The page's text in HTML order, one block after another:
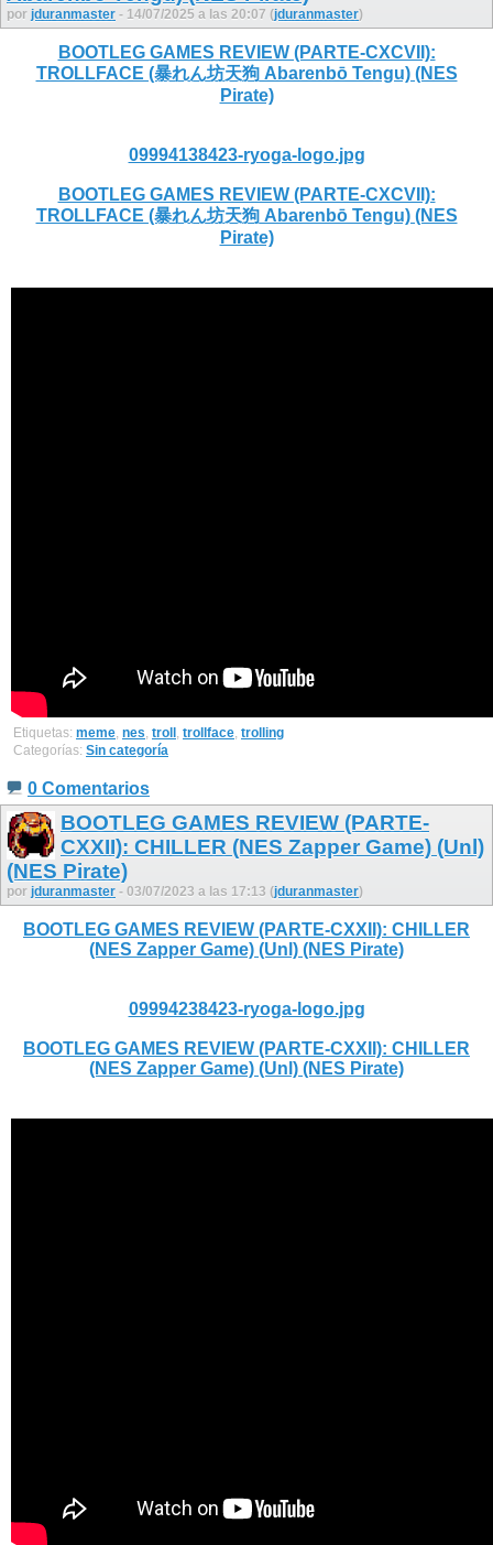
por jduranmaster - 14/07/2025 a las 20:07 (jduranmaster)
BOOTLEG GAMES REVIEW (PARTE-CXCVII):
TROLLFACE (暴れん坊天狗 Abarenbō Tengu) (NES
Pirate)
09994138423-ryoga-logo.jpg
BOOTLEG GAMES REVIEW (PARTE-CXCVII):
TROLLFACE (暴れん坊天狗 Abarenbō Tengu) (NES
Pirate)
Etiquetas: meme, nes, troll, trollface, trolling
Categorías: Sin categoría
0 Comentarios
BOOTLEG GAMES REVIEW (PARTE-
CXXII): CHILLER (NES Zapper Game) (Unl)
(NES Pirate)
por jduranmaster - 03/07/2023 a las 17:13 (jduranmaster)
BOOTLEG GAMES REVIEW (PARTE-CXXII): CHILLER
(NES Zapper Game) (Unl) (NES Pirate)
09994238423-ryoga-logo.jpg
BOOTLEG GAMES REVIEW (PARTE-CXXII): CHILLER
(NES Zapper Game) (Unl) (NES Pirate)